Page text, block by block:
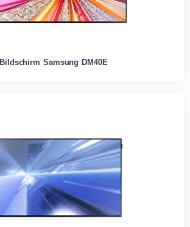
Bildschirm Samsung DM40E